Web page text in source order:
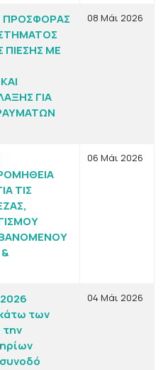
ΠΡΟΣΦΟΡΑΣ
ΜΕ
ΓΙΑ
08 Μάι 2026
ΤΙΣ
06 Μάι 2026
των
04 Μάι 2026